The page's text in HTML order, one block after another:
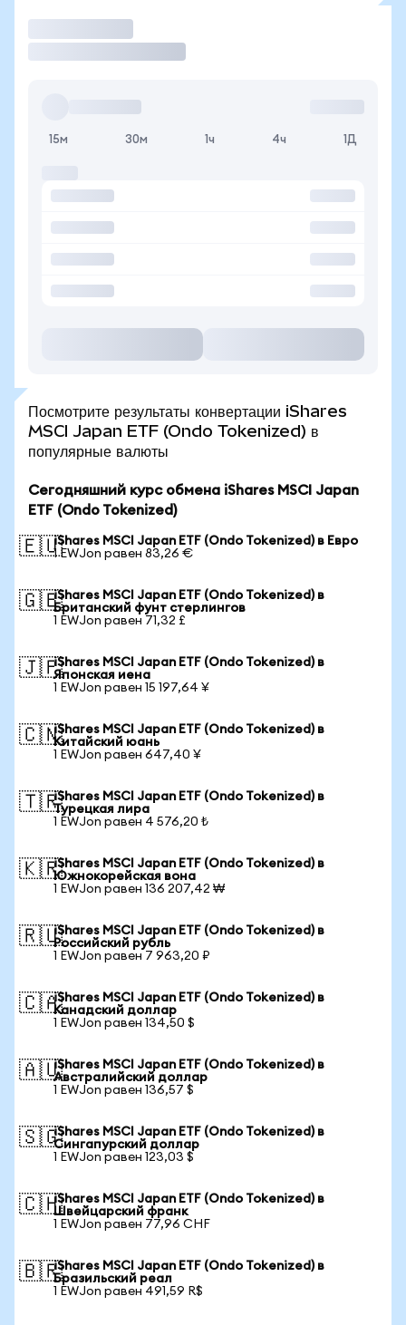
15м 30м 1ч 4ч 1Д
Посмотрите результаты конвертации iShares
MSCI Japan ETF (Ondo Tokenized) в
популярные валюты
Сегодняшний курс обмена iShares MSCI Japan
ETF (Ondo Tokenized)
🇪🇺iShares MSCI Japan ETF (Ondo Tokenized) в Евро
1 EWJon равен 83,26 €
🇬🇧iShares MSCI Japan ETF (Ondo Tokenized) в
Британский фунт стерлингов
1 EWJon равен 71,32 £
🇯🇵iShares MSCI Japan ETF (Ondo Tokenized) в
Японская иена
1 EWJon равен 15 197,64 ¥
🇨🇳iShares MSCI Japan ETF (Ondo Tokenized) в
Китайский юань
1 EWJon равен 647,40 ¥
🇹🇷iShares MSCI Japan ETF (Ondo Tokenized) в
Турецкая лира
1 EWJon равен 4 576,20 ₺
🇰🇷iShares MSCI Japan ETF (Ondo Tokenized) в
Южнокорейская вона
1 EWJon равен 136 207,42 ₩
🇷🇺iShares MSCI Japan ETF (Ondo Tokenized) в
Российский рубль
1 EWJon равен 7 963,20 ₽
🇨🇦iShares MSCI Japan ETF (Ondo Tokenized) в
Канадский доллар
1 EWJon равен 134,50 $
🇦🇺iShares MSCI Japan ETF (Ondo Tokenized) в
Австралийский доллар
1 EWJon равен 136,57 $
🇸🇬iShares MSCI Japan ETF (Ondo Tokenized) в
Сингапурский доллар
1 EWJon равен 123,03 $
🇨🇭iShares MSCI Japan ETF (Ondo Tokenized) в
Швейцарский франк
1 EWJon равен 77,96 CHF
🇧🇷iShares MSCI Japan ETF (Ondo Tokenized) в
Бразильский реал
1 EWJon равен 491,59 R$